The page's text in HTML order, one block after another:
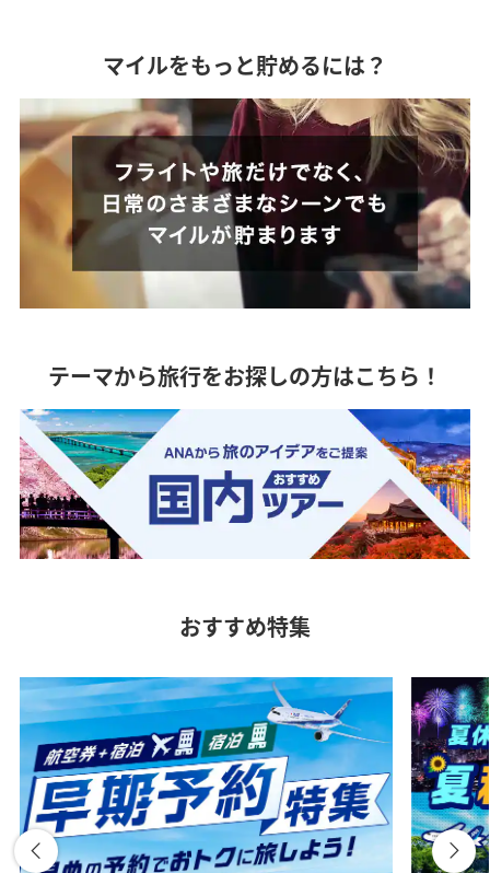
マイルをもっと貯めるには？
テーマから旅行をお探しの方はこちら！
おすすめ特集